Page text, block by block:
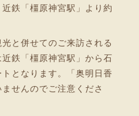
鉄「橿原神宮駅」より約
と併せてのご来訪される
鉄「橿原神宮駅」から石
となります。「奥明日香
せんのでご注意くださ